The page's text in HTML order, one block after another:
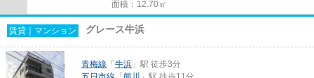
面積：12.70㎡
賃貸｜マンション グレース牛浜
青梅線 「牛浜 」駅 徒歩3分